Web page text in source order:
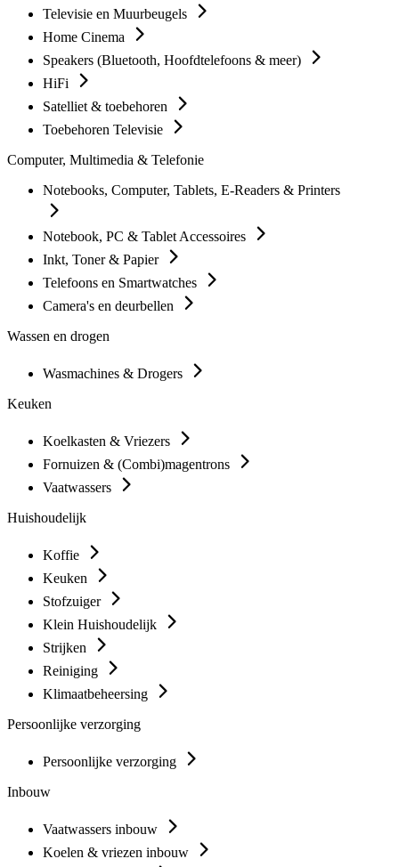
Televisie en Muurbeugels
Home Cinema
Speakers (Bluetooth, Hoofdtelefoons & meer)
HiFi
Satelliet & toebehoren
Toebehoren Televisie
Computer, Multimedia & Telefonie
Notebooks, Computer, Tablets, E-Readers & Printers
Notebook, PC & Tablet Accessoires
Inkt, Toner & Papier
Telefoons en Smartwatches
Camera's en deurbellen
Wassen en drogen
Wasmachines & Drogers
Keuken
Koelkasten & Vriezers
Fornuizen & (Combi)magentrons
Vaatwassers
Huishoudelijk
Koffie
Keuken
Stofzuiger
Klein Huishoudelijk
Strijken
Reiniging
Klimaatbeheersing
Persoonlijke verzorging
Persoonlijke verzorging
Inbouw
Vaatwassers inbouw
Koelen & vriezen inbouw